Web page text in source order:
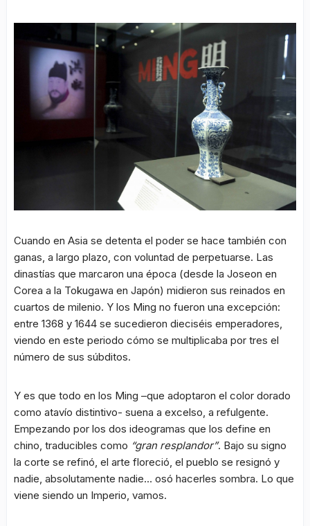
Cuando en Asia se detenta el poder se hace también con
ganas, a largo plazo, con voluntad de perpetuarse. Las
dinastías que marcaron una época (desde la Joseon en
Corea a la Tokugawa en Japón) midieron sus reinados en
cuartos de milenio. Y los Ming no fueron una excepción:
entre 1368 y 1644 se sucedieron dieciséis emperadores,
viendo en este periodo cómo se multiplicaba por tres el
número de sus súbditos.
Y es que todo en los Ming –que adoptaron el color dorado
como atavío distintivo- suena a excelso, a refulgente.
Empezando por los dos ideogramas que los define en
chino, traducibles como “gran resplandor”. Bajo su signo
la corte se refinó, el arte floreció, el pueblo se resignó y
nadie, absolutamente nadie… osó hacerles sombra. Lo que
viene siendo un Imperio, vamos.